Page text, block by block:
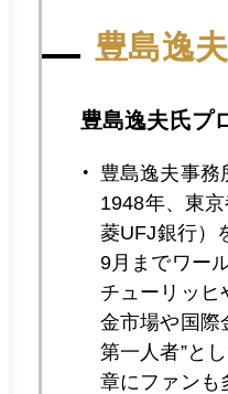
2025年03月21
2025年03月19
2025年03月18
豊島逸
豊島逸夫氏プ
豊島逸夫事務
1948年、東
菱UFJ銀行）
9月までワー
チューリッヒ
金市場や国際
第一人者”と
章にファンも